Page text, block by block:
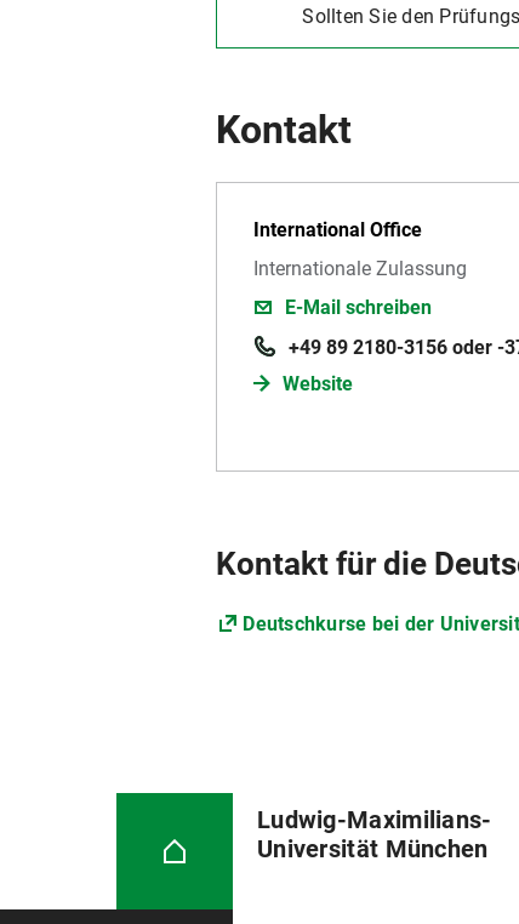
Sollten Sie den
Kontakt
International Office
Internationale Zulassung
E-Mail schreiben
+49 89 2180-3156 oder -
Website
Kontakt für die
Deutschkurse bei der
Ludwig-Maximilians-
Universität München